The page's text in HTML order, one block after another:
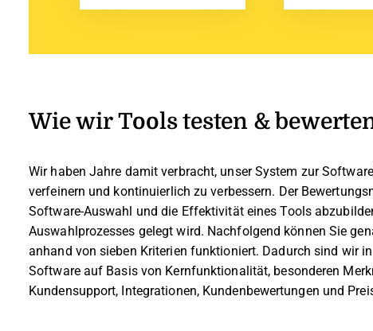
Wie wir Tools testen &
Wir haben Jahre damit verbracht, unser System zur
verfeinern und kontinuierlich zu verbessern. Der
Software-Auswahl und die Effektivität eines Tools
Auswahlprozesses gelegt wird. Nachfolgend können Sie
anhand von sieben Kriterien funktioniert. Dadurch sind wir
Software auf Basis von Kernfunktionalität, besonderen
Kundensupport, Integrationen, Kundenbewertungen und